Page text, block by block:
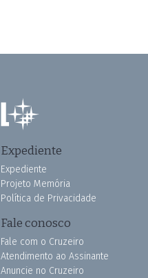
Expediente
Expediente
Projeto Memória
Política de Privacidade
Fale conosco
Fale com o Cruzeiro
Atendimento ao Assinante
Anuncie no Cruzeiro